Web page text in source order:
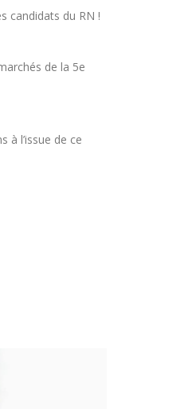
candidats du RN !
de la 5e
à l’issue de ce